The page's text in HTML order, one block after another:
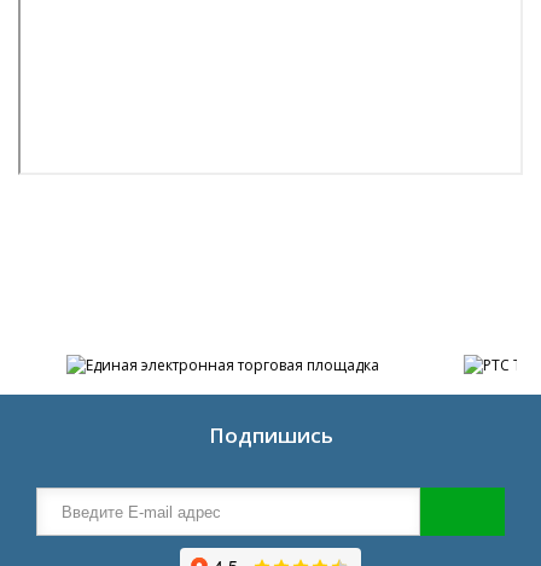
Подпишись